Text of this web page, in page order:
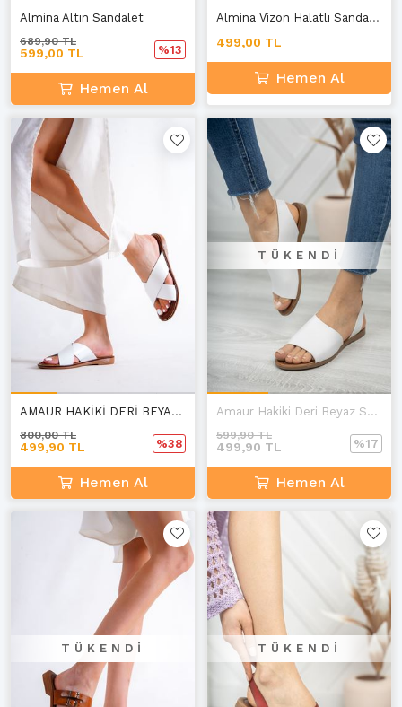
Almina Altın Sandalet
599,00 TL
689,90 TL
%13
Hemen Al
Almina Vizon Halatlı Sandalet
499,00 TL
Hemen Al
AMAUR HAKİKİ DERİ BEYAZ KADIN TERLİK
499,90 TL
800,00 TL
%38
Hemen Al
TÜKENDI
Amaur Hakiki Deri Beyaz Sandalet A-4
499,90 TL
599,90 TL
%17
Hemen Al
TÜKENDI TÜKENDI